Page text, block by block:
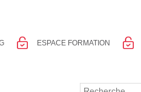
ESPACE FORMATION